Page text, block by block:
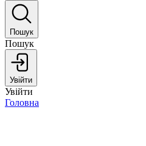
Пошук
Пошук
Увійти
Увійти
Головна